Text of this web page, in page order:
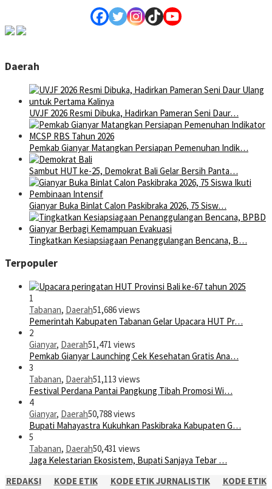
Daerah
UVJF 2026 Resmi Dibuka, Hadirkan Pameran Seni Daur…
Pemkab Gianyar Matangkan Persiapan Pemenuhan Indik…
Sambut HUT ke-25, Demokrat Bali Gelar Bersih Panta…
Gianyar Buka Binlat Calon Paskibraka 2026, 75 Sisw…
Tingkatkan Kesiapsiagaan Penanggulangan Bencana, B…
Terpopuler
1
Tabanan, Daerah51,686 views
Pemerintah Kabupaten Tabanan Gelar Upacara HUT Pr…
2
Gianyar, Daerah51,471 views
Pemkab Gianyar Launching Cek Kesehatan Gratis Ana…
3
Tabanan, Daerah51,113 views
Festival Perdana Pantai Pangkung Tibah Promosi Wi…
4
Gianyar, Daerah50,788 views
Bupati Mahayastra Kukuhkan Paskibraka Kabupaten G…
5
Tabanan, Daerah50,431 views
Jaga Kelestarian Ekosistem, Bupati Sanjaya Tebar …
REDAKSI
KODE ETIK KODE ETIK JURNALISTIK
KODE ETIK